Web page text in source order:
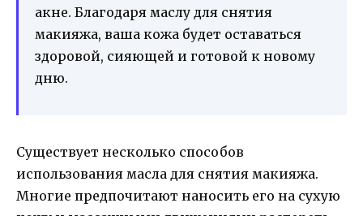
акне. Благодаря маслу для снятия
макияжа, ваша кожа будет оставаться
здоровой, сияющей и готовой к новому
дню.
Существует несколько способов
использования масла для снятия макияжа.
Многие предпочитают наносить его на сухую